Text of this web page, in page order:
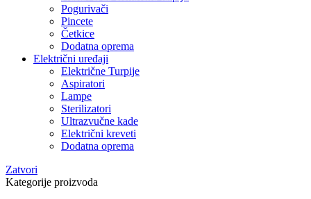
Pogurivači
Pincete
Četkice
Dodatna oprema
Električni uređaji
Električne Turpije
Aspiratori
Lampe
Sterilizatori
Ultrazvučne kade
Električni kreveti
Dodatna oprema
Zatvori
Kategorije proizvoda